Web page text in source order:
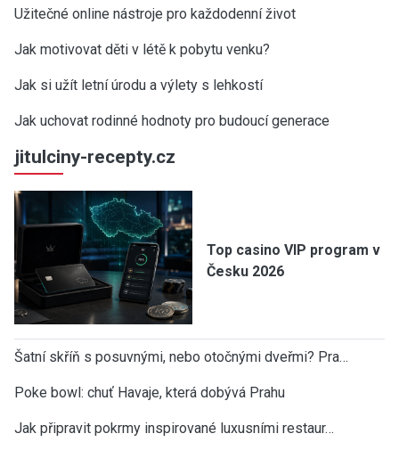
Užitečné online nástroje pro každodenní život
Jak motivovat děti v létě k pobytu venku?
Jak si užít letní úrodu a výlety s lehkostí
Jak uchovat rodinné hodnoty pro budoucí generace
jitulciny-recepty.cz
Top casino VIP program v
Česku 2026
Šatní skříň s posuvnými, nebo otočnými dveřmi? Pra…
Poke bowl: chuť Havaje, která dobývá Prahu
Jak připravit pokrmy inspirované luxusními restaur…